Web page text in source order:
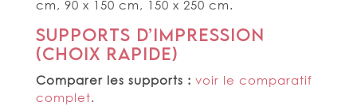
cm, 90 x 150 cm, 150 x 250 cm.
Supports d’impression
(choix rapide)
Comparer les supports : voir le comparatif
complet.